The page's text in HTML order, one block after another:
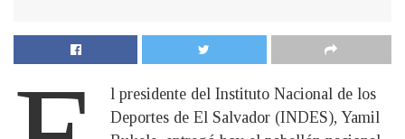
l presidente del Instituto Nacional de los
Deportes de El Salvador (INDES), Yamil